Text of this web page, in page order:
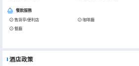
餐飲服務
售貨亭/便利店 咖啡廳
餐廳
酒店政策